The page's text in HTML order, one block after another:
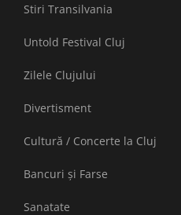
Stiri Transilvania
Untold Festival Cluj
Zilele Clujului
Divertisment
Cultură / Concerte la Cluj
Bancuri și Farse
Sanatate